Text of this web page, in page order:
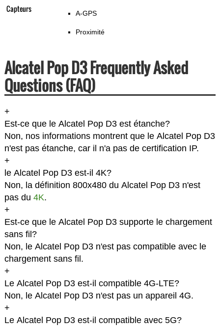
Capteurs A-GPS
Proximité
Alcatel Pop D3 Frequently Asked
Questions (FAQ)
+
Est-ce que le Alcatel Pop D3 est étanche?
Non, nos informations montrent que le Alcatel Pop D3
n'est pas étanche, car il n'a pas de certification IP.
+
le Alcatel Pop D3 est-il 4K?
Non, la définition 800x480 du Alcatel Pop D3 n'est
pas du 4K.
+
Est-ce que le Alcatel Pop D3 supporte le chargement
sans fil?
Non, le Alcatel Pop D3 n'est pas compatible avec le
chargement sans fil.
+
Le Alcatel Pop D3 est-il compatible 4G-LTE?
Non, le Alcatel Pop D3 n'est pas un appareil 4G.
+
Le Alcatel Pop D3 est-il compatible avec 5G?